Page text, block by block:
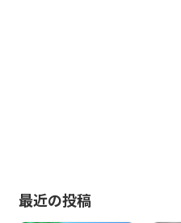
最近の投稿